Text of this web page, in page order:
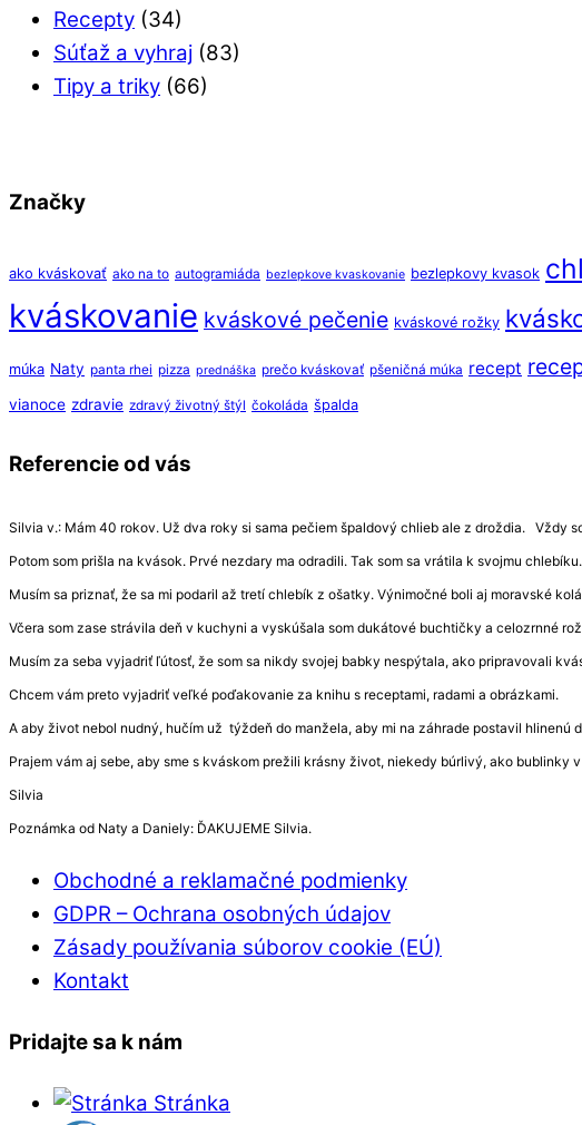
Recepty (34)
Súťaž a vyhraj (83)
Tipy a triky (66)
Značky
ako kváskovať ako na to autogramiáda bezlepkove kvaskovanie bezlepkovy kvasok
kváskovanie kváskové pečenie kváskové rožky
múka Naty panta rhei pizza prednáška prečo kváskovať pšeničná múka recept
vianoce zdravie zdravý životný štýl čokoláda špalda
Referencie od vás
Silvia v.: Mám 40 rokov. Už dva roky si sama pečiem špaldový chlieb ale z droždia. Vždy
Potom som prišla na kvások. Prvé nezdary ma odradili. Tak som sa vrátila k svojmu
Musím sa priznať, že sa mi podaril až tretí chlebík z ošatky. Výnimočné boli aj moravské
Včera som zase strávila deň v kuchyni a vyskúšala som dukátové buchtičky a celozrnné
Musím za seba vyjadriť ľútosť, že som sa nikdy svojej babky nespýtala, ako pripravovali
Chcem vám preto vyjadriť veľké poďakovanie za knihu s receptami, radami a obrázkami.
A aby život nebol nudný, hučím už týždeň do manžela, aby mi na záhrade postavil hlinenú
Prajem vám aj sebe, aby sme s kváskom prežili krásny život, niekedy búrlivý, ako
Silvia
Poznámka od Naty a Daniely: ĎAKUJEME Silvia.
Obchodné a reklamačné podmienky
GDPR – Ochrana osobných údajov
Zásady používania súborov cookie (EÚ)
Kontakt
Pridajte sa k nám
Stránka